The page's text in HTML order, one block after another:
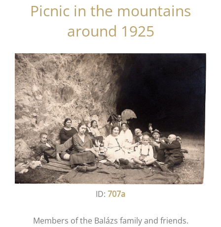
Picnic in the mountains
around 1925
ID: 707a
Members of the Balázs family and friends.